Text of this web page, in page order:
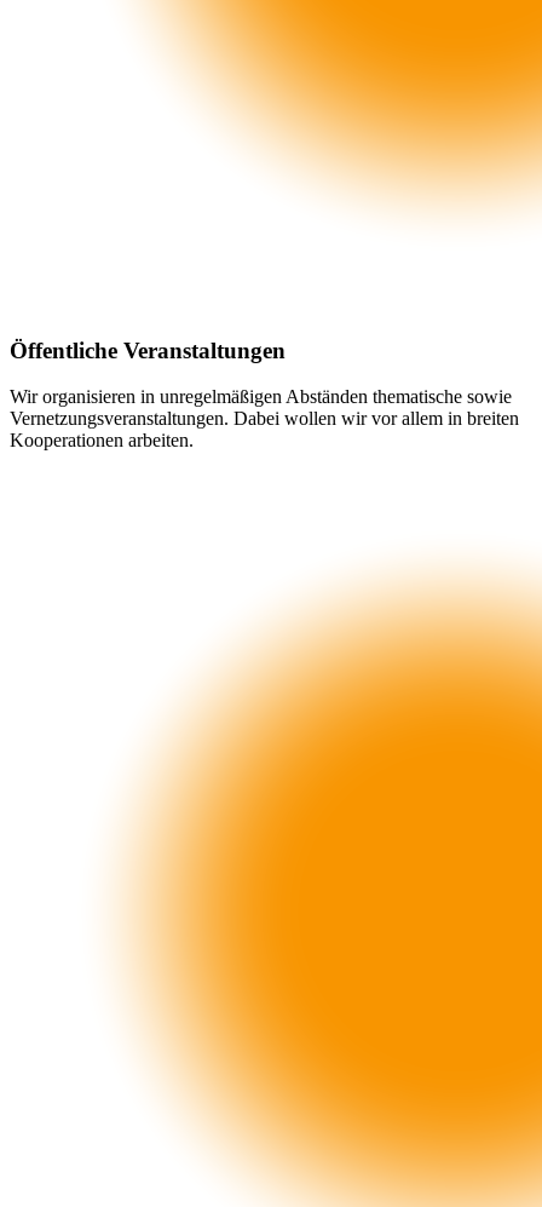
Öffentliche Veranstaltungen
Wir organisieren in unregelmäßigen Abständen thematische sowie
Vernetzungsveranstaltungen. Dabei wollen wir vor allem in breiten
Kooperationen arbeiten.